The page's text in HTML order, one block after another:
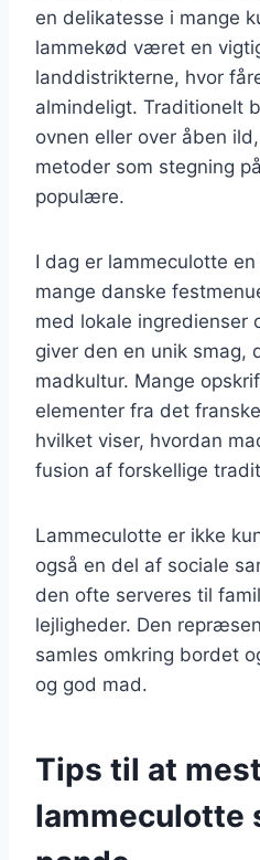
en delikatesse i mange
lammekød været en
landdistrikterne, hvor
almindeligt. Traditionelt
ovnen eller over åben
metoder som stegning
populære.
I dag er lammeculotte
mange danske
med lokale ingredienser
giver den en unik smag,
madkultur. Mange
elementer fra det
hvilket viser, hvordan
fusion af forskellige
Lammeculotte er ikke
også en del af sociale
den ofte serveres til
lejligheder. Den
samles omkring bordet
og god mad.
Tips til at
lammeculotte